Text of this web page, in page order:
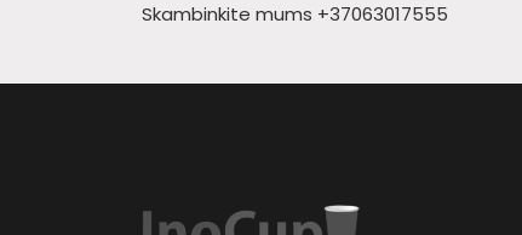
Skambinkite mums +37063017555